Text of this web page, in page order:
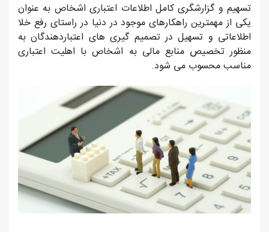
تسهیم و گزارشگری کامل اطلاعات اعتباری اشخاص به عنوان
یکی از مهمترین راهکارهای موجود در دنیا در راستای رفع خلا
اطلاعاتی و تسهیل در تصمیم گیری های اعتباردهندگان به
منظور تخصیص منابع مالی به اشخاص با اهلیت اعتباری
مناسب محسوب می شود.